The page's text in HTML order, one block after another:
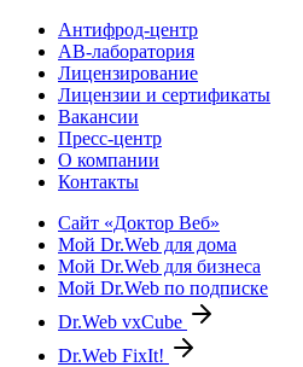
Антифрод-центр
АВ-лаборатория
Лицензирование
Лицензии и сертификаты
Вакансии
Пресс-центр
О компании
Контакты
Сайт «Доктор Веб»
Мой Dr.Web для дома
Мой Dr.Web для бизнеса
Мой Dr.Web по подписке
Dr.Web vxCube
Dr.Web FixIt!